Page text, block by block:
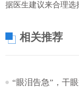
据医生建议来合理选
相关推荐
“眼泪告急”，干